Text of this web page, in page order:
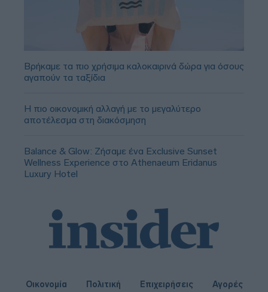
Βρήκαμε τα πιο χρήσιμα καλοκαιρινά δώρα για όσους
αγαπούν τα ταξίδια
Η πιο οικονομική αλλαγή με το μεγαλύτερο
αποτέλεσμα στη διακόσμηση
Balance & Glow: Ζήσαμε ένα Exclusive Sunset
Wellness Experience στο Athenaeum Eridanus
Luxury Hotel
Οικονομία Πολιτική Επιχειρήσεις Αγορές